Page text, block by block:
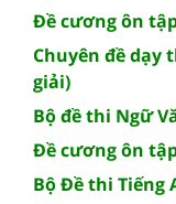
Đề cương ôn
Chuyên đề dạy
giải)
Bộ đề thi Ngữ
Đề cương ôn
Bộ Đề thi Tiếng